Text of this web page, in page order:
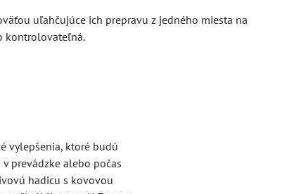
uľahčujúce ich prepravu z jedného miesta na
kontrolovateľná.
vylepšenia, ktoré budú
prevádzke alebo počas
hadicu s kovovou